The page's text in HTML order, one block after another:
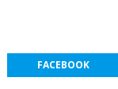
FACEBOOK